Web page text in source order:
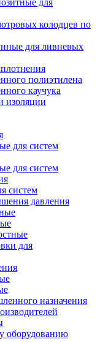
для
колодцев по
для ливневых
полиэтилена
каучука
изоляции
для систем
для систем
систем
давления
для
назначения
оборудованию